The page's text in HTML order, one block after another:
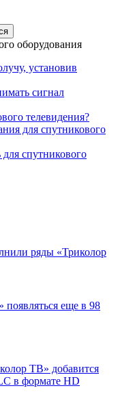
оборудования
установив
сигнал
телевидения?
для спутникового
спутникового
ряды «Триколор
еще в 98
ТВ» добавится
в формате HD